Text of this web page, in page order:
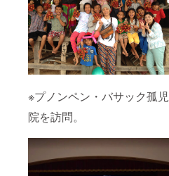
※プノンペン・バサック孤児
院を訪問。